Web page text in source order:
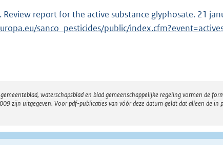
Review report for the active substance glyphosate. 21
sanco_pesticides/public/
waterschapsblad en blad gemeenschappelijke regeling vormen de
zijn uitgegeven. Voor pdf-publicaties van vóór deze datum geldt dat alleen de